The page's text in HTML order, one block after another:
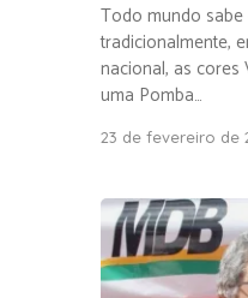
Todo mundo
tradicionalmente,
nacional, as cores
uma Pomba…
23 de fevereiro de